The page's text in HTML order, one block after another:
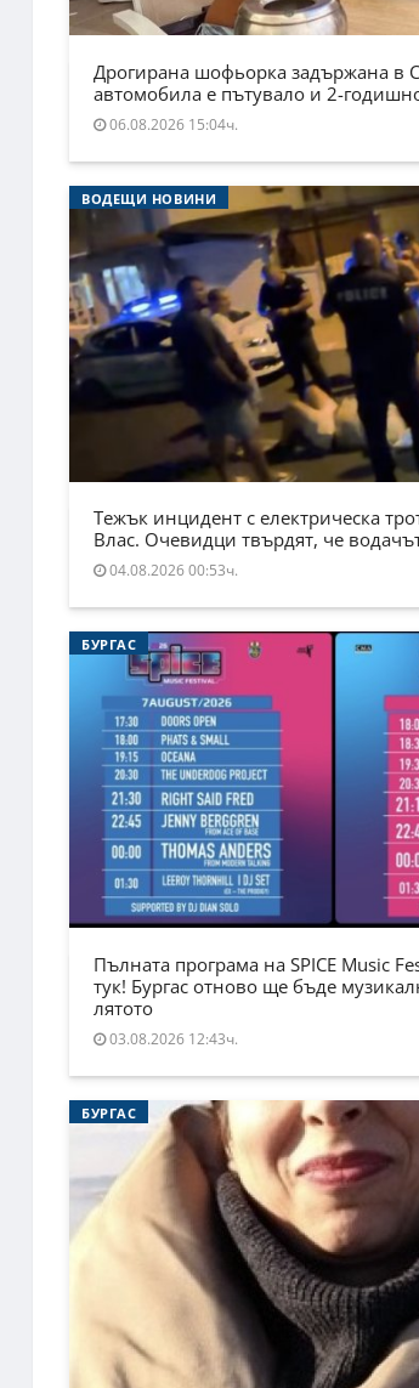
Дрогирана шофьорка задържана в
автомобила е пътувало и 2-
06.08.2026 15:04ч.
ВОДЕЩИ НОВИНИ
Тежък инцидент с електрическа
Влас. Очевидци твърдят, че
04.08.2026 00:53ч.
БУРГАС
Пълната програма на SPICE Music
тук! Бургас отново ще бъде
лятото
03.08.2026 12:43ч.
БУРГАС